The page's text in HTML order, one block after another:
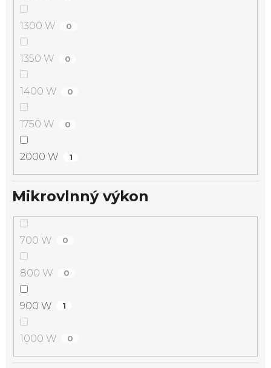
1300 W 0
1350 W 0
1400 W 0
1750 W 0
2000 W 1
Mikrovlnný výkon
700 W 0
800 W 0
900 W 1
1000 W 0